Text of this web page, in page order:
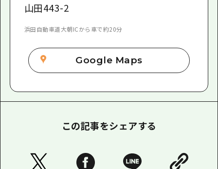
山田443-2
浜田自動車道大朝ICから車で約20分
Google Maps
この記事をシェアする